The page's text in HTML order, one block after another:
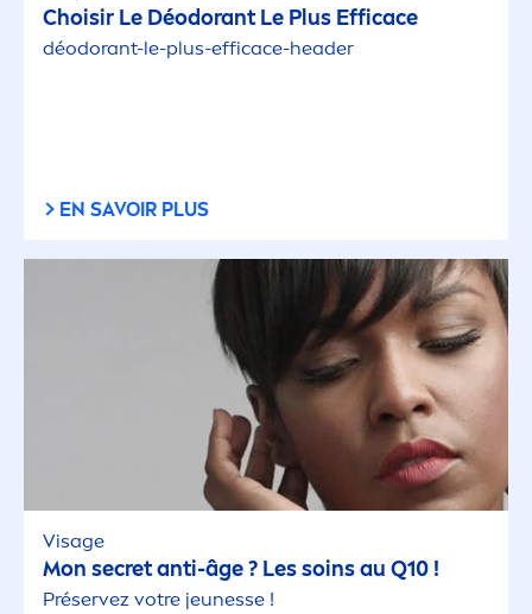
Choisir Le Déodorant Le Plus Efficace
déodorant-le-plus-efficace-header
EN SAVOIR PLUS
Visage
Mon secret anti-âge ? Les soins au Q10 !
Préservez votre jeunesse !